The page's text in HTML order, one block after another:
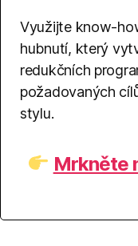
Využijte know-
hubnutí, který
redukčních
požadovaných
stylu.
Mrkněte